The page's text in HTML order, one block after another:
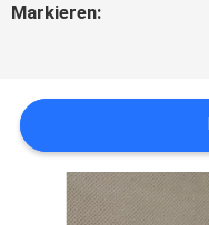
FÄLLE
SITEMAP
Markieren: